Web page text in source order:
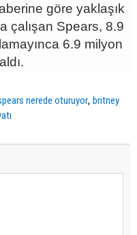
göre yaklaşık
çalışan Spears, 8.9
6.9 milyon
nerede oturuyor,britney